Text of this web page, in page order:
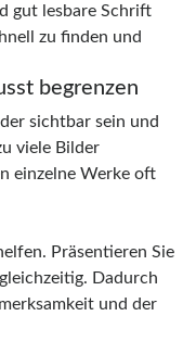
gut lesbare Schrift
zu finden und
begrenzen
sichtbar sein und
viele Bilder
einzelne Werke oft
Präsentieren Sie
Dadurch
und der